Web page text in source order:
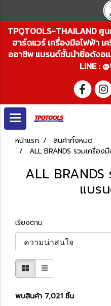
TPQTOOLS-THAILAND
ฮาร์ดแวร์ เครื่องมือไฟฟ้า เ
ออาชีพ แบรนด์ชั้นนำชื่อดังอ
LINE :
หน้าแรก
สินค้าทั้งหมด
ALL BRANDS รวมเครื่อง
ALL BRANDS
แบร
เรียงตาม
พบสินค้า 7,021 ชิ้น